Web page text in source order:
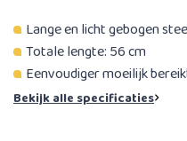
Lange en licht gebogen
Totale lengte: 56 cm
Eenvoudiger moeilijk
Bekijk alle specificaties